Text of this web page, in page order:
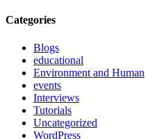
Categories
Blogs
educational
Environment and Human
events
Interviews
Tutorials
Uncategorized
WordPress